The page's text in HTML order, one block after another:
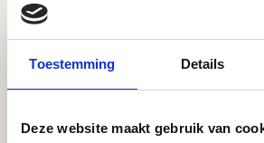
Toestemming Details
Deze website maakt gebruik van
altijd hun ouders blijven en
hen onveranderd blijft.
Bied ruimte en nabijheid:
hebben kinderen tijd nodig.
hebben aan een knuffel,